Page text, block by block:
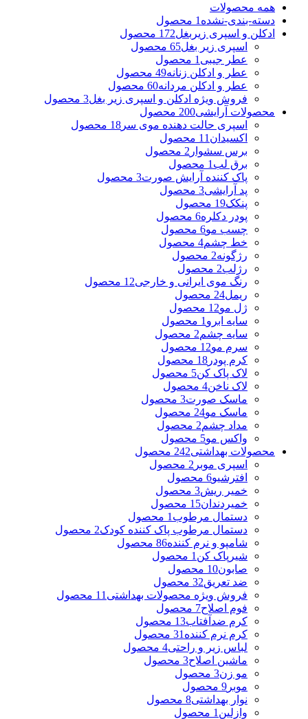
همه محصولات
دسته-بندی-نشده 1 محصول
ادکلن و اسپری زیربغل172 محصول
اسپری زیر بغل65 محصول
عطر جیبی 1 محصول
عطر و ادکلن زنانه49 محصول
عطر و ادکلن مردانه60 محصول
فروش ویژه ادکلن و اسپری زیر بغل3 محصول
محصولات آرایشی200 محصول
اسپری حالت دهنده موی سر 18 محصول
اکسیدان 11 محصول
برس سشوار 2 محصول
برق لب 1 محصول
پاک کننده آرایش صورت3 محصول
پد آرایشی3 محصول
پنکک19 محصول
پودر دکلره6 محصول
چسب مو6 محصول
خط چشم4 محصول
رژگونه2 محصول
رژلب2 محصول
رنگ موی ایرانی و خارجی12 محصول
ریمل24 محصول
ژل مو12 محصول
سایه ابرو 1 محصول
سایه چشم2 محصول
سرم مو12 محصول
کرم پودر 18 محصول
لاک پاک کن5 محصول
لاک ناخن4 محصول
ماسک صورت3 محصول
ماسک مو24 محصول
مداد چشم2 محصول
واکس مو5 محصول
محصولات بهداشتی242 محصول
اسپری موبر 2 محصول
افترشیو6 محصول
خمیر ریش3 محصول
خمیردندان15 محصول
دستمال مرطوب 1 محصول
دستمال مرطوب پاک کننده کودک2 محصول
شامپو و نرم کننده86 محصول
شیرپاک کن 1 محصول
صابون10 محصول
ضد تعریق32 محصول
فروش ویژه محصولات بهداشتی 11 محصول
فوم اصلاح7 محصول
کرم ضدآفتاب13 محصول
کرم نرم کننده 31 محصول
لباس زیر و راحتی4 محصول
ماشین اصلاح3 محصول
مو زن3 محصول
موبر 9 محصول
نوار بهداشتی8 محصول
وازلین 1 محصول